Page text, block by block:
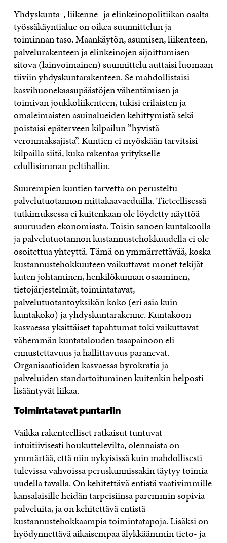
Yhdyskunta-, liikenne- ja elinkeinopolitiikan osalta
työssäkäyntialue on oikea suunnittelun ja
toiminnan taso. Maankäytön, asumisen, liikenteen,
palvelurakenteen ja elinkeinojen sijoittumisen
sitova (lainvoimainen) suunnittelu auttaisi luomaan
tiiviin yhdyskuntarakenteen. Se mahdollistaisi
kasvihuonekaasupäästöjen vähentämisen ja
toimivan joukkoliikenteen, tukisi erilaisten ja
omaleimaisten asuinalueiden kehittymistä sekä
poistaisi epäterveen kilpailun ”hyvistä
veronmaksajista”. Kuntien ei myöskään tarvitsisi
kilpailla siitä, kuka rakentaa yritykselle
edullisimman peltihallin.
Suurempien kuntien tarvetta on perusteltu
palvelutuotannon mittakaavaeduilla. Tieteellisessä
tutkimuksessa ei kuitenkaan ole löydetty näyttöä
suuruuden ekonomiasta. Toisin sanoen kuntakoolla
ja palvelutuotannon kustannustehokkuudella ei ole
osoitettua yhteyttä. Tämä on ymmärrettävää, koska
kustannustehokkuuteen vaikuttavat monet tekijät
kuten johtaminen, henkilökunnan osaaminen,
tietojärjestelmät, toimintatavat,
palvelutuotantoyksikön koko (eri asia kuin
kuntakoko) ja yhdyskuntarakenne. Kuntakoon
kasvaessa yksittäiset tapahtumat toki vaikuttavat
vähemmän kuntatalouden tasapainoon eli
ennustettavuus ja hallittavuus paranevat.
Organisaatioiden kasvaessa byrokratia ja
palveluiden standartoituminen kuitenkin helposti
lisääntyvät liikaa.
Toimintatavat puntariin
Vaikka rakenteelliset ratkaisut tuntuvat
intuitiivisesti houkuttelevilta, olennaista on
ymmärtää, että niin nykyisissä kuin mahdollisesti
tulevissa vahvoissa peruskunnissakin täytyy toimia
uudella tavalla. On kehitettävä entistä vaativimmille
kansalaisille heidän tarpeisiinsa paremmin sopivia
palveluita, ja on kehitettävä entistä
kustannustehokkaampia toimintatapoja. Lisäksi on
hyödynnettävä aikaisempaa älykkäämmin tieto- ja